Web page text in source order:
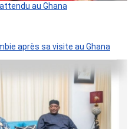
au Ghana
après sa visite au Ghana